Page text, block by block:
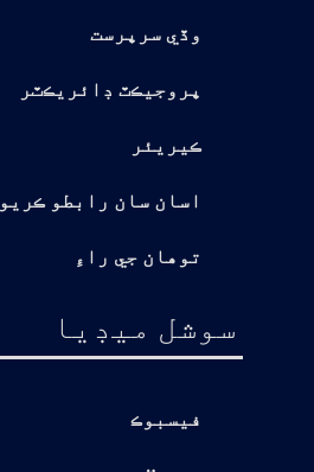
وڏي سرپرست
پروجيڪٽ ڊائريڪٽر
ڪيريئر
اسان سان رابطو ڪريو
توهان جي راءِ
سوشل ميڊيا
فيسبوڪ